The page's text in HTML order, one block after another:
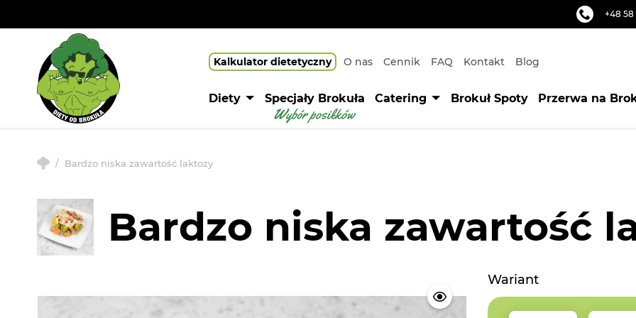
+48 58
Kalkulator dietetyczny O nas Cennik FAQ Kontakt Blog
Diety Specjały Brokuła Catering Brokuł Spoty Przerwa na
Bardzo niska zawartość laktozy
Bardzo niska zawartość
Wariant